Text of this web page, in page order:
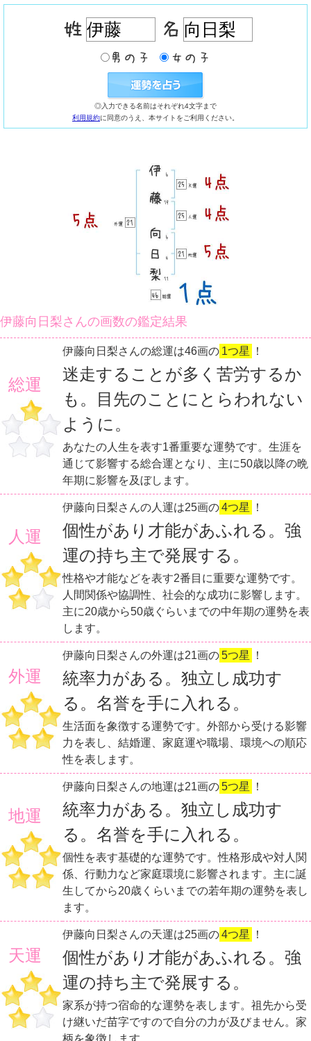
◎入力できる名前はそれぞれ4文字まで
利用規約に同意のうえ、本サイトをご利用ください。
伊藤向日梨さんの画数の鑑定結果
総運
伊藤向日梨さんの総運は46画の 1つ星 ！
迷走することが多く苦労するか
も。目先のことにとらわれない
ように。
あなたの人生を表す1番重要な運勢です。生涯を
通じて影響する総合運となり、主に50歳以降の晩
年期に影響を及ぼします。
人運
伊藤向日梨さんの人運は25画の4つ星 ！
個性があり才能があふれる。強
運の持ち主で発展する。
性格や才能などを表す2番目に重要な運勢です。
人間関係や協調性、社会的な成功に影響します。
主に20歳から50歳ぐらいまでの中年期の運勢を表
します。
外運
伊藤向日梨さんの外運は21画の5つ星 ！
統率力がある。独立し成功す
る。名誉を手に入れる。
生活面を象徴する運勢です。外部から受ける影響
力を表し、結婚運、家庭運や職場、環境への順応
性を表します。
地運
伊藤向日梨さんの地運は21画の5つ星 ！
統率力がある。独立し成功す
る。名誉を手に入れる。
個性を表す基礎的な運勢です。性格形成や対人関
係、行動力など家庭環境に影響されます。主に誕
生してから20歳くらいまでの若年期の運勢を表し
ます。
天運
伊藤向日梨さんの天運は25画の4つ星 ！
個性があり才能があふれる。強
運の持ち主で発展する。
家系が持つ宿命的な運勢を表します。祖先から受
け継いだ苗字ですので自分の力が及びません。家
柄を象徴します。